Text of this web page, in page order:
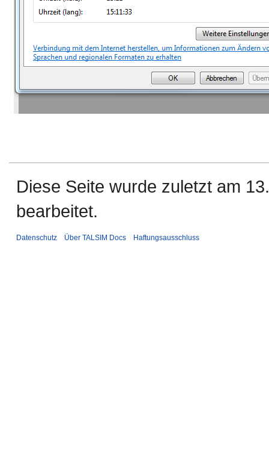
Diese Seite wurde zuletzt am
bearbeitet.
Datenschutz Über TALSIM Docs Haftungsausschluss